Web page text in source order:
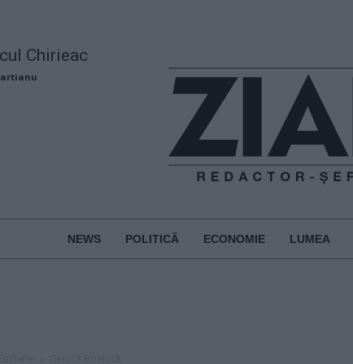
Chirieac
NEWS POLITICĂ ECONOMIE LUMEA